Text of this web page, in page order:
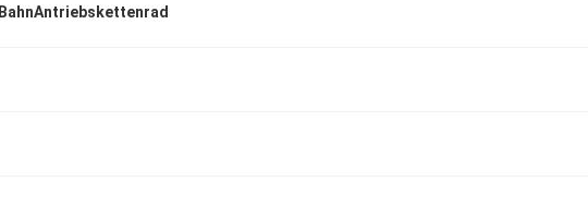
BahnAntriebskettenrad